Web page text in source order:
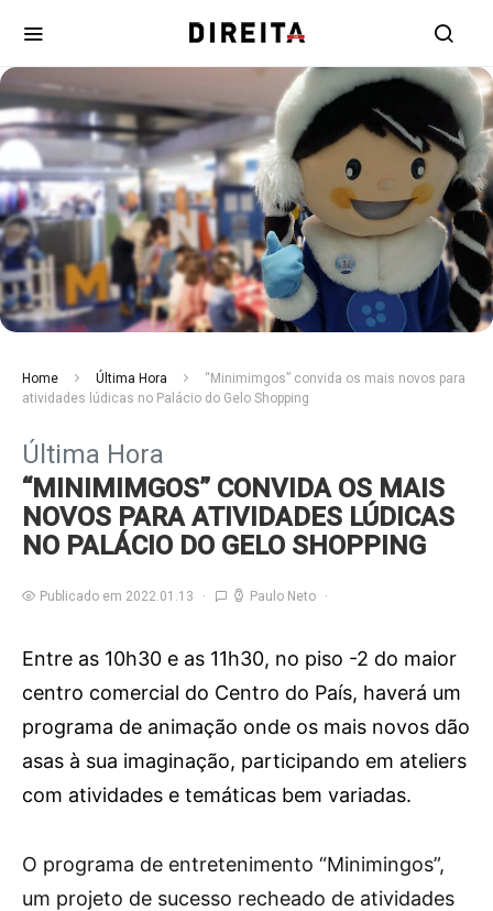
Home Última Hora
“Minimimgos” convida os mais novos para
atividades lúdicas no Palácio do Gelo Shopping
Última Hora
“MINIMIMGOS” CONVIDA OS MAIS
NOVOS PARA ATIVIDADES LÚDICAS
NO PALÁCIO DO GELO SHOPPING
Publicado em 2022.01.13 Paulo Neto
Entre as 10h30 e as 11h30, no piso -2 do maior
centro comercial do Centro do País, haverá um
programa de animação onde os mais novos dão
asas à sua imaginação, participando em ateliers
com atividades e temáticas bem variadas.
O programa de entretenimento “Minimingos”,
um projeto de sucesso recheado de atividades